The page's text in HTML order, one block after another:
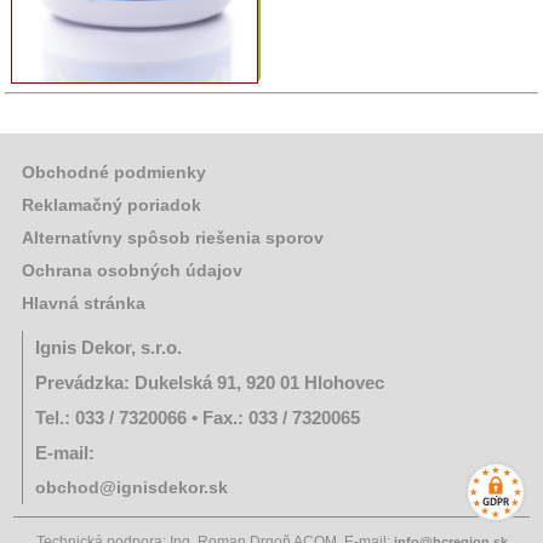
Obchodné podmienky
Reklamačný poriadok
Alternatívny spôsob riešenia sporov
Ochrana osobných údajov
Hlavná stránka
Ignis Dekor, s.r.o.
Prevádzka: Dukelská 91, 920 01 Hlohovec
Tel.: 033 / 7320066 • Fax.: 033 / 7320065
E-mail:
obchod@ignisdekor.sk